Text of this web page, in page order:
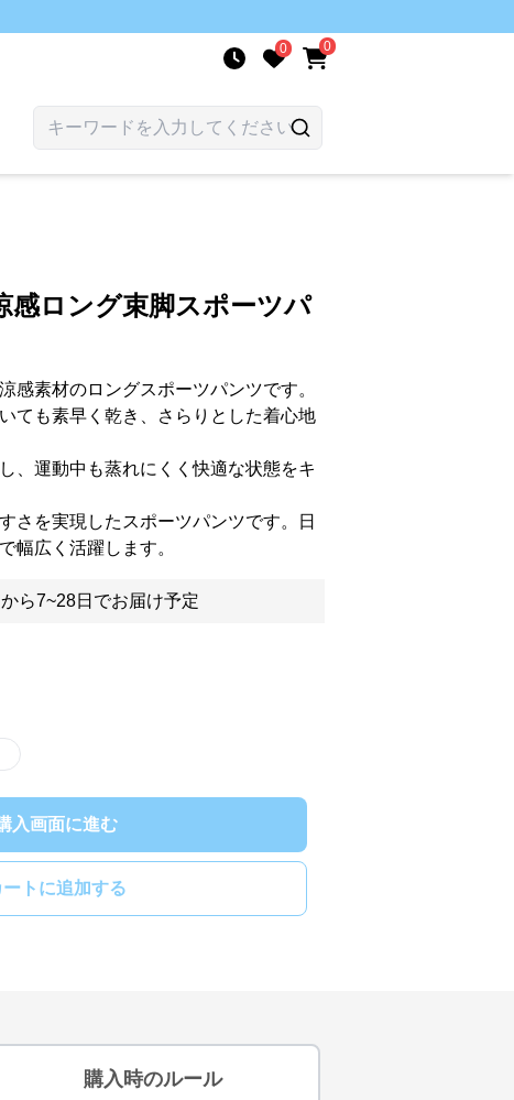
0 0
感ロング束脚スポーツパ
感素材のロングスポーツパンツです。
ても素早く乾き、さらりとした着心地
、運動中も蒸れにくく快適な状態をキ
さを実現したスポーツパンツです。日
幅広く活躍します。
ら7~28日でお届け予定
入画面に進む
ートに追加する
購入時のルール